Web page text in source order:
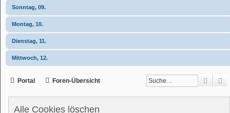
Sonntag, 09.
Montag, 10.
Dienstag, 11.
Mittwoch, 12.
Suche
Portal Foren-Übersicht
Alle Cookies löschen